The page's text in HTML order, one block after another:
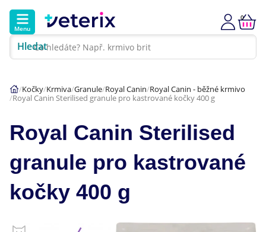
Menu
Hledat
0
Hlavní kategorie
Akce
Psi
Kočky
Veterinární diety
Kočky Krmiva Granule Royal Canin Royal Canin - běžné krmivo
Royal Canin Sterilised granule pro kastrované kočky 400 g
Royal Canin Sterilised
granule pro kastrované
kočky 400 g